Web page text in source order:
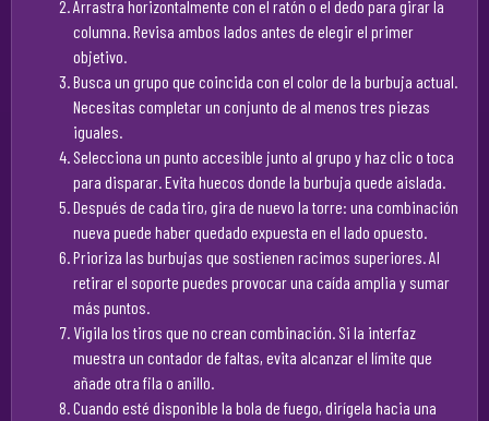
Arrastra horizontalmente con el ratón o el dedo para girar la
columna. Revisa ambos lados antes de elegir el primer
objetivo.
Busca un grupo que coincida con el color de la burbuja actual.
Necesitas completar un conjunto de al menos tres piezas
iguales.
Selecciona un punto accesible junto al grupo y haz clic o toca
para disparar. Evita huecos donde la burbuja quede aislada.
Después de cada tiro, gira de nuevo la torre: una combinación
nueva puede haber quedado expuesta en el lado opuesto.
Prioriza las burbujas que sostienen racimos superiores. Al
retirar el soporte puedes provocar una caída amplia y sumar
más puntos.
Vigila los tiros que no crean combinación. Si la interfaz
muestra un contador de faltas, evita alcanzar el límite que
añade otra fila o anillo.
Cuando esté disponible la bola de fuego, dirígela hacia una